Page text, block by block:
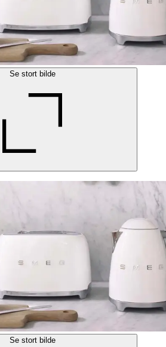
Se stort bilde
Se stort bilde